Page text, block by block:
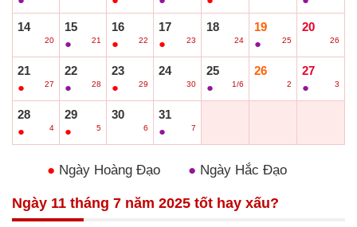
14
20
15
●
21
16
●
22
17
●
23
18
24
19
●
25
20
26
21
●
27
22
●
28
23
●
29
24
30
25
●
1/6
26
2
27
●
3
28
●
4
29
●
5
30
6
31
●
7
● Ngày Hoàng Đạo ● Ngày Hắc Đạo
Ngày 11 tháng 7 năm 2025 tốt hay xấu?